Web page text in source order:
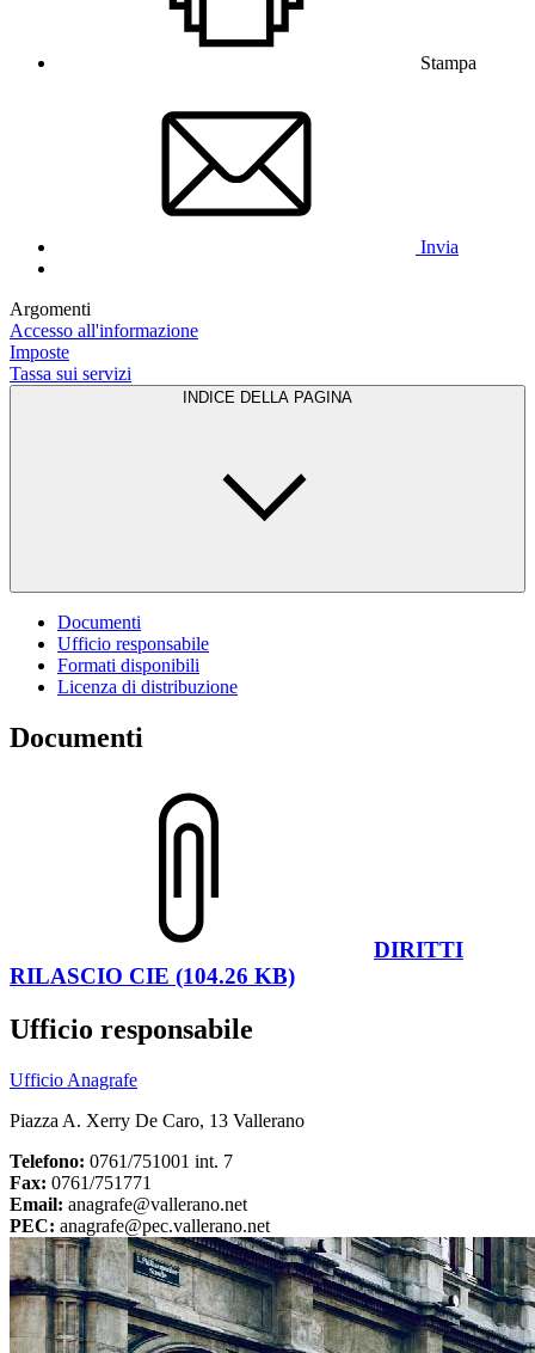
Stampa
Invia
Argomenti
Accesso all'informazione
Imposte
Tassa sui servizi
INDICE DELLA PAGINA
Documenti
Ufficio responsabile
Formati disponibili
Licenza di distribuzione
Documenti
DIRITTI
RILASCIO CIE (104.26 KB)
Ufficio responsabile
Ufficio Anagrafe
Piazza A. Xerry De Caro, 13 Vallerano
Telefono: 0761/751001 int. 7
Fax: 0761/751771
Email: anagrafe@vallerano.net
PEC: anagrafe@pec.vallerano.net